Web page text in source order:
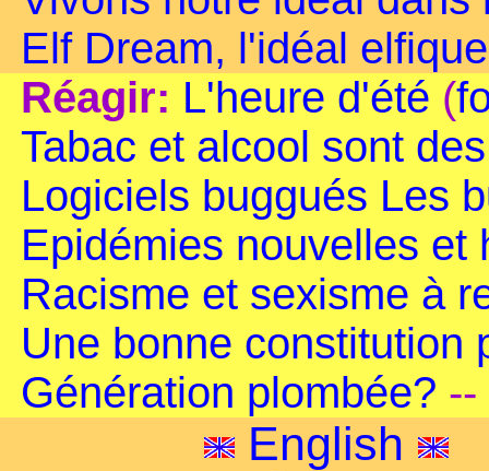
Elf Dream, l'idéal elfique
Réagir: L'heure d'été (
Tabac et alcool sont
Logiciels buggués Les
Epidémies nouvelles et
Racisme et sexisme à
Une bonne constitution
Génération plombée? --
English